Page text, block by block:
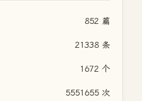
852 篇
21338 条
1672 个
5551655 次